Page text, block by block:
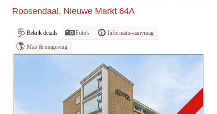
Roosendaal, Nieuwe Markt 64A
Bekijk details Foto's Informatie-aanvraag
Map & omgeving